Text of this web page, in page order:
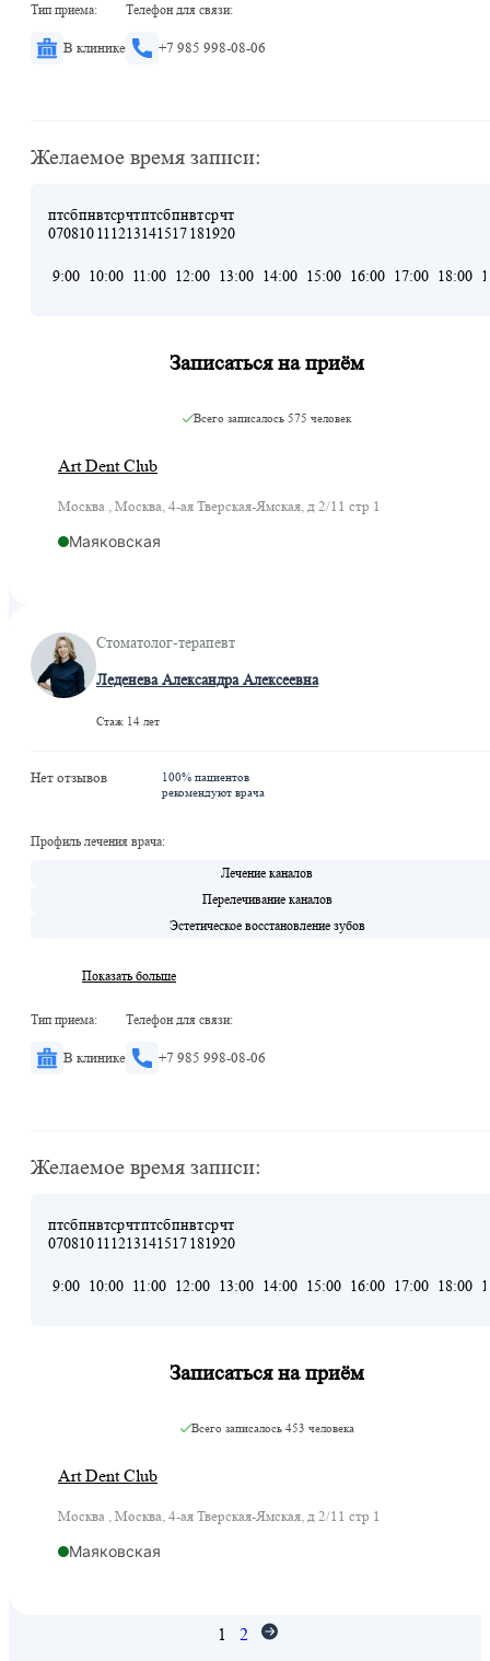
Тип приема:
В клинике
Телефон для связи:
+7 985 998-08-06
Желаемое время записи:
пт
07
сб
08
пн
10
вт
11
ср
12
чт
13
пт
14
сб
15
пн
17
вт
18
ср
19
чт
20
9:00 10:00 11:00 12:00 13:00 14:00 15:00 16:00 17:00 18:00
Записаться на приём
Всего записалось 575 человек
Art Dent Club
Москва , Москва, 4-ая Тверская-Ямская, д 2/11 стр 1
Маяковская
Стоматолог-терапевт
Леденева Александра Алексеевна
Стаж 14 лет
Нет отзывов
100% пациентов
рекомендуют врача
Профиль лечения врача:
Лечение каналов
Перелечивание каналов
Эстетическое восстановление зубов
Показать больше
Тип приема:
В клинике
Телефон для связи:
+7 985 998-08-06
Желаемое время записи:
пт
07
сб
08
пн
10
вт
11
ср
12
чт
13
пт
14
сб
15
пн
17
вт
18
ср
19
чт
20
9:00 10:00 11:00 12:00 13:00 14:00 15:00 16:00 17:00 18:00
Записаться на приём
Всего записалось453 человека
Art Dent Club
Москва , Москва, 4-ая Тверская-Ямская, д 2/11 стр 1
Маяковская
1 2